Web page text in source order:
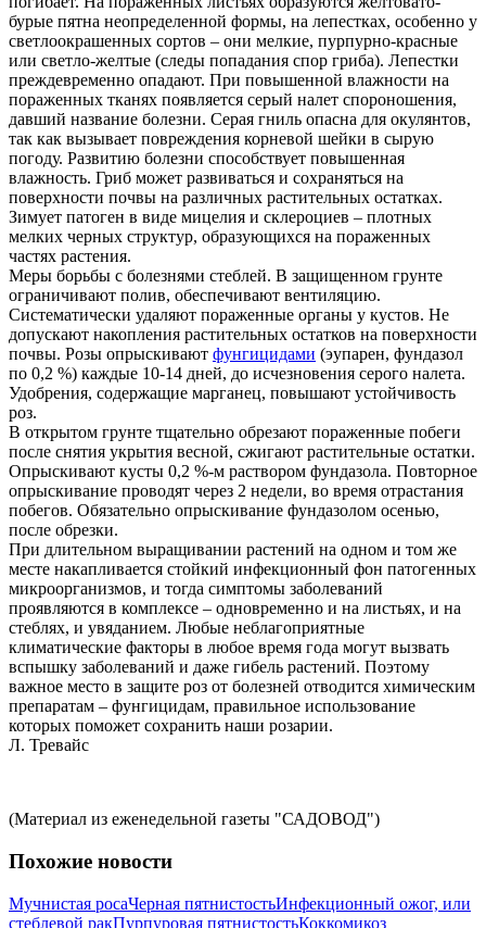
бурые пятна неопределенной формы, на лепестках, особенно у
светлоокрашенных сортов – они мелкие, пурпурно-красные
или светло-желтые (следы попадания спор гриба). Лепестки
преждевременно опадают. При повышенной влажности на
пораженных тканях появляется серый налет спороношения,
давший название болезни. Серая гниль опасна для окулянтов,
так как вызывает повреждения корневой шейки в сырую
погоду. Развитию болезни способствует повышенная
влажность. Гриб может развиваться и сохраняться на
поверхности почвы на различных растительных остатках.
Зимует патоген в виде мицелия и склероциев – плотных
мелких черных структур, образующихся на пораженных
частях растения.
Меры борьбы с болезнями стеблей. В защищенном грунте
ограничивают полив, обеспечивают вентиляцию.
Систематически удаляют пораженные органы у кустов. Не
допускают накопления растительных остатков на поверхности
почвы. Розы опрыскивают фунгицидами (эупарен, фундазол
по 0,2 %) каждые 10-14 дней, до исчезновения серого налета.
Удобрения, содержащие марганец, повышают устойчивость
роз.
В открытом грунте тщательно обрезают пораженные побеги
после снятия укрытия весной, сжигают растительные остатки.
Опрыскивают кусты 0,2 %-м раствором фундазола. Повторное
опрыскивание проводят через 2 недели, во время отрастания
побегов. Обязательно опрыскивание фундазолом осенью,
после обрезки.
При длительном выращивании растений на одном и том же
месте накапливается стойкий инфекционный фон патогенных
микроорганизмов, и тогда симптомы заболеваний
проявляются в комплексе – одновременно и на листьях, и на
стеблях, и увяданием. Любые неблагоприятные
климатические факторы в любое время года могут вызвать
вспышку заболеваний и даже гибель растений. Поэтому
важное место в защите роз от болезней отводится химическим
препаратам – фунгицидам, правильное использование
которых поможет сохранить наши розарии.
Л. Тревайс
(Материал из еженедельной газеты "САДОВОД")
Похожие новости
Мучнистая росаЧерная пятнистостьИнфекционный ожог, или
стеблевой ракПурпуровая пятнистостьКоккомикоз